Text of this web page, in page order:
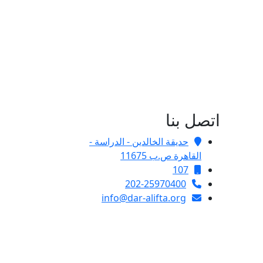
اتصل بنا
حديقة الخالدين - الدراسة -
القاهرة ص.ب 11675
107
202-25970400
info@dar-alifta.org